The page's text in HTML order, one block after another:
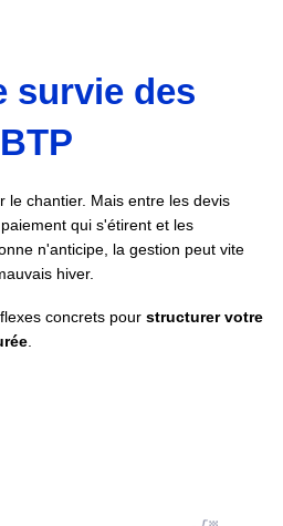
survie des
le chantier. Mais entre les devis
qui s'étirent et les
n'anticipe, la gestion peut vite
hiver.
concrets pour structurer votre
.